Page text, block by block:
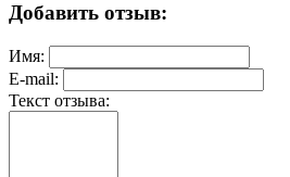
Добавить отзыв:
Имя:
E-mail:
Текст отзыва: